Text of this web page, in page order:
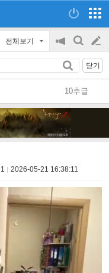
전체보기
공
지
on/off
검
글
쓰
닫기
10추글
1 2026-05-21 16:38:11